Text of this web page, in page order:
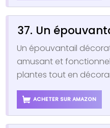
37. Un
Un épouvantail
amusant et
plantes tout en
ACHETER SUR AMAZON